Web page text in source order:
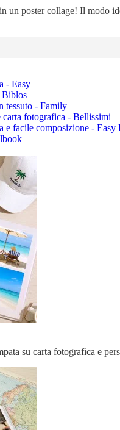
un poster collage! Il modo
- Easy
Biblos
tessuto - Family
fotografica - Bellissimi
e facile composizione - Easy
su carta fotografica e